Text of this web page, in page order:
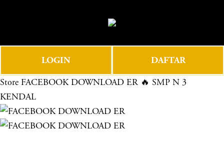
e
e
n
u
LOGIN DAFTAR
Store FACEBOOK DOWNLOAD ER 🔥 SMP N 3
KENDAL